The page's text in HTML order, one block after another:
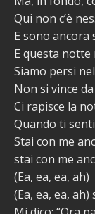
Qui non c’è
E sono ancora
E questa notte
Siamo persi
Non si vince
Ci rapisce la
Quando ti
Stai con me
stai con me
(Ea, ea, ea, ah)
(Ea, ea, ea,